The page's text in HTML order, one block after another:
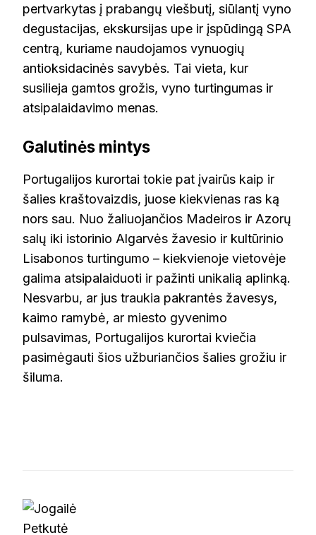
pertvarkytas į prabangų viešbutį, siūlantį vyno
degustacijas, ekskursijas upe ir įspūdingą SPA
centrą, kuriame naudojamos vynuogių
antioksidacinės savybės. Tai vieta, kur
susilieja gamtos grožis, vyno turtingumas ir
atsipalaidavimo menas.
Galutinės mintys
Portugalijos kurortai tokie pat įvairūs kaip ir
šalies kraštovaizdis, juose kiekvienas ras ką
nors sau. Nuo žaliuojančios Madeiros ir Azorų
salų iki istorinio Algarvės žavesio ir kultūrinio
Lisabonos turtingumo – kiekvienoje vietovėje
galima atsipalaiduoti ir pažinti unikalią aplinką.
Nesvarbu, ar jus traukia pakrantės žavesys,
kaimo ramybė, ar miesto gyvenimo
pulsavimas, Portugalijos kurortai kviečia
pasimėgauti šios užburiančios šalies grožiu ir
šiluma.